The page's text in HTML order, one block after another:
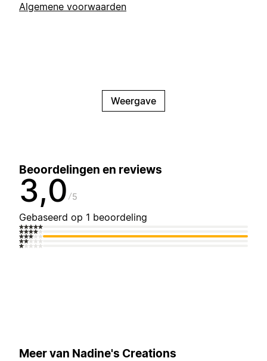
Algemene voorwaarden
Weergave
Beoordelingen en reviews
3,0 5
Gebaseerd op 1 beoordeling
Meer van Nadine's Creations